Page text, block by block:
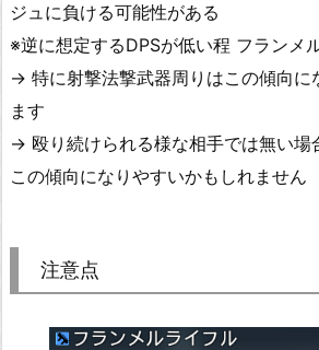
ジュに負ける可能性がある
※逆に想定するDPSが低い程 フランメ
→ 特に射撃法撃武器周りはこの傾向に
ます
→ 殴り続けられる様な相手では無い場
この傾向になりやすいかもしれません
注意点